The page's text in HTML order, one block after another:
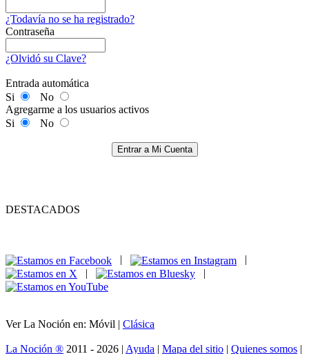
¿Todavía no se ha registrado?
Contraseña
¿Olvidó su Clave?
Entrada automática
Si
No
Agregarme a los usuarios activos
Si
No
Entrar a Mi Cuenta
DESTACADOS
|
|
Ver La Noción en: Móvil | Clásica
La Noción ® 2011 - 2026 | Ayuda | Mapa del sitio | Quienes somos |